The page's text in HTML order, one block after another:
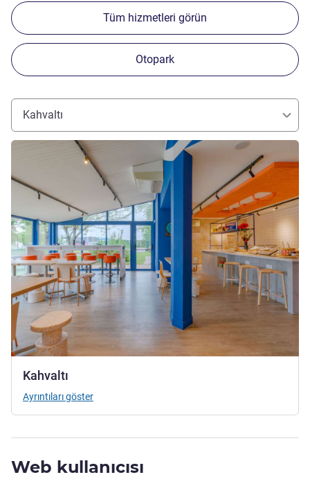
Tüm hizmetleri görün
Otopark
Kahvaltı
Kahvaltı
Ayrıntıları göster
Ayrıntıları göster
Web kullanıcısı